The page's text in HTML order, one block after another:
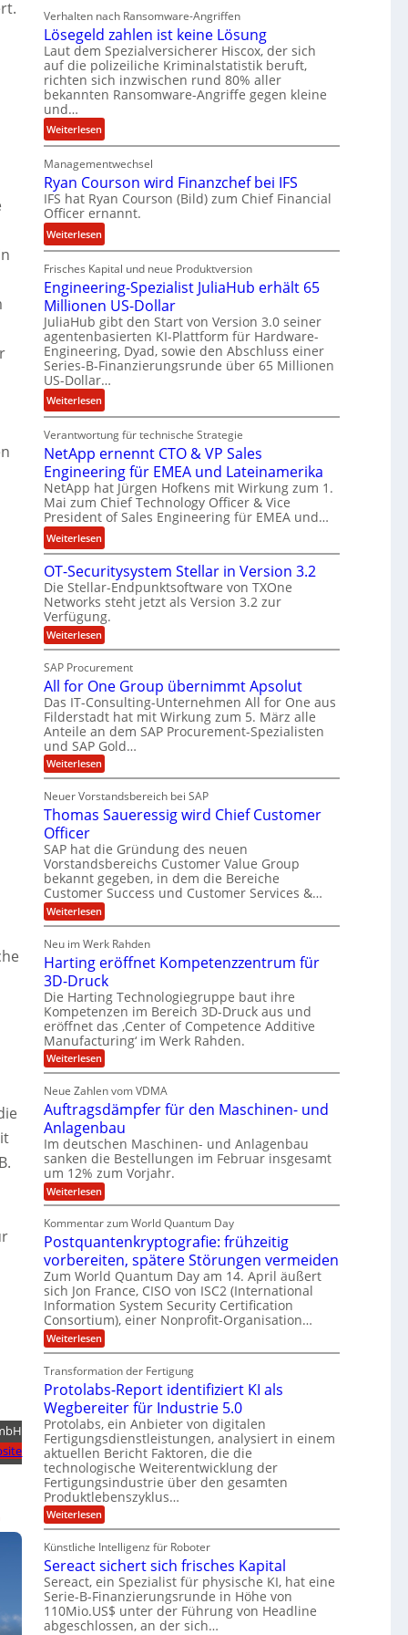
e
i
t
e
n
u
s
m
e
n
Verhalten nach Ransomware-Angriffen
Lösegeld zahlen ist keine Lösung
Laut dem Spezialversicherer Hiscox, der sich
auf die polizeiliche Kriminalstatistik beruft,
richten sich inzwischen rund 80% aller
bekannten Ransomware-Angriffe gegen kleine
und…
Weiterlesen:
L
ö
s
e
g
e
l
d
z
a
h
l
e
n
i
s
k
e
i
n
e
L
ö
u
n
g
Managementwechsel
Ryan Courson wird Finanzchef bei IFS
IFS hat Ryan Courson (Bild) zum Chief Financial
Officer ernannt.
Weiterlesen:
R
y
a
n
C
o
u
r
s
o
w
i
r
d
F
i
n
n
z
c
h
e
f
b
e
i
I
F
S
Frisches Kapital und neue Produktversion
Engineering-Spezialist JuliaHub erhält 65
Millionen US-Dollar
JuliaHub gibt den Start von Version 3.0 seiner
agentenbasierten KI-Plattform für Hardware-
Engineering, Dyad, sowie den Abschluss einer
Series-B-Finanzierungsrunde über 65 Millionen
US-Dollar…
Weiterlesen:
E
n
g
i
n
e
e
r
i
n
g
-
S
p
a
l
i
s
t
J
u
i
a
H
u
b
e
h
ä
l
t
6
5
M
i
l
l
i
o
n
e
U
S
-
D
o
l
l
a
r
Verantwortung für technische Strategie
NetApp ernennt CTO & VP Sales
Engineering für EMEA und Lateinamerika
NetApp hat Jürgen Hofkens mit Wirkung zum 1.
Mai zum Chief Technology Officer & Vice
President of Sales Engineering für EMEA und…
Weiterlesen:
N
e
t
A
p
p
r
n
e
n
n
t
C
T
O
V
P
S
a
l
s
E
n
g
i
n
e
e
r
i
n
g
f
ü
r
M
E
A
u
n
d
L
a
t
e
i
a
m
e
r
i
k
OT-Securitysystem Stellar in Version 3.2
Die Stellar-Endpunktsoftware von TXOne
Networks steht jetzt als Version 3.2 zur
Verfügung.
Weiterlesen:
O
-
S
e
c
u
r
i
t
y
y
s
m
S
t
e
l
l
a
r
n
V
r
s
i
o
n
3
2
SAP Procurement
All for One Group übernimmt Apsolut
Das IT-Consulting-Unternehmen All for One aus
Filderstadt hat mit Wirkung zum 5. März alle
Anteile an dem SAP Procurement-Spezialisten
und SAP Gold…
Weiterlesen:
A
l
f
O
n
e
G
r
o
u
p
b
e
r
n
i
m
m
t
A
s
o
l
u
t
Neuer Vorstandsbereich bei SAP
Thomas Saueressig wird Chief Customer
Officer
SAP hat die Gründung des neuen
Vorstandsbereichs Customer Value Group
bekannt gegeben, in dem die Bereiche
Customer Success und Customer Services &…
Weiterlesen:
T
o
m
a
s
S
a
u
e
r
e
s
s
g
w
i
r
d
C
h
i
C
u
s
t
o
m
e
r
O
ff
i
e
r
Neu im Werk Rahden
Harting eröffnet Kompetenzzentrum für
3D-Druck
Die Harting Technologiegruppe baut ihre
Kompetenzen im Bereich 3D-Druck aus und
eröffnet das ‚Center of Competence Additive
Manufacturing‘ im Werk Rahden.
Weiterlesen:
H
r
t
i
n
g
e
r
ö
f
f
n
e
t
K
o
m
p
e
t
e
n
z
e
n
t
r
u
m
f
ü
r
3
D
-
D
r
u
c
k
Neue Zahlen vom VDMA
Auftragsdämpfer für den Maschinen- und
Anlagenbau
Im deutschen Maschinen- und Anlagenbau
sanken die Bestellungen im Februar insgesamt
um 12% zum Vorjahr.
Weiterlesen:
A
f
t
r
a
g
s
d
ä
m
p
f
e
f
ü
d
e
n
M
a
s
c
h
i
n
e
n
-
u
n
d
Kommentar zum World Quantum Day
Postquantenkryptografie: frühzeitig
vorbereiten, spätere Störungen vermeiden
Zum World Quantum Day am 14. April äußert
sich Jon France, CISO von ISC2 (International
Information System Security Certification
Consortium), einer Nonprofit-Organisation…
Weiterlesen:
P
s
t
q
u
a
n
t
e
n
k
r
y
p
o
g
r
a
f
i
e
Transformation der Fertigung
Protolabs-Report identifiziert KI als
Wegbereiter für Industrie 5.0
Protolabs, ein Anbieter von digitalen
Fertigungsdienstleistungen, analysiert in einem
aktuellen Bericht Faktoren, die die
technologische Weiterentwicklung der
Fertigungsindustrie über den gesamten
Produktlebenszyklus…
Weiterlesen:
P
o
t
o
l
a
b
s
Künstliche Intelligenz für Roboter
Sereact sichert sich frisches Kapital
Sereact, ein Spezialist für physische KI, hat eine
Serie-B-Finanzierungsrunde in Höhe von
110Mio.US$ unter der Führung von Headline
abgeschlossen, an der sich…